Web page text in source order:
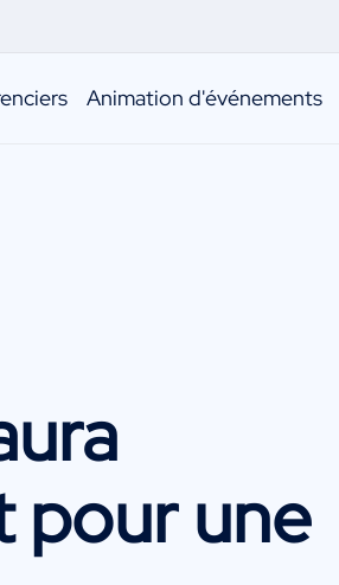
Animation d'événements
pour une